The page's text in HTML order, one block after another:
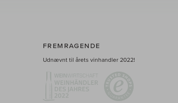
FREMRAGENDE
Udnævnt til årets vinhandler 2022!